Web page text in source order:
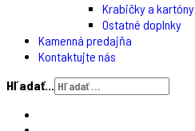
Krabičky a kartóny
Ostatné doplnky
Kamenná predajňa
Kontaktujte nás
Hľadať...